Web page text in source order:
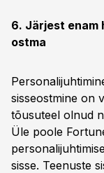
6. Järjest enam
ostma
sisseostmine on
tõusuteel olnud
Üle poole
sisse. Teenuste